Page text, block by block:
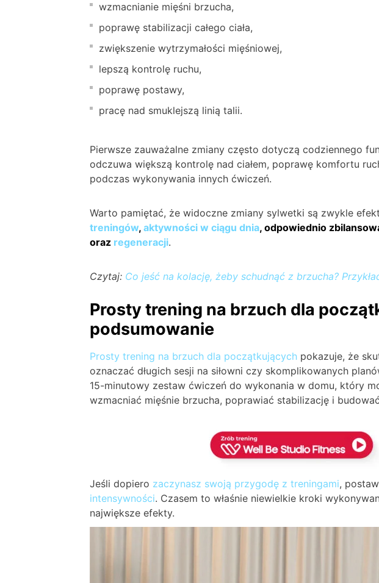
wzmacnianie mięśni brzucha,
poprawę stabilizacji całego ciała,
zwiększenie wytrzymałości mięśniowej,
lepszą kontrolę ruchu,
poprawę postawy,
pracę nad smuklejszą linią talii.
Pierwsze zauważalne zmiany często dotyczą codziennego
odczuwa większą kontrolę nad ciałem, poprawę komfortu
podczas wykonywania innych ćwiczeń.
Warto pamiętać, że widoczne zmiany sylwetki są zwykle
treningów, aktywności w ciągu dnia, odpowiednio
oraz regeneracji.
Czytaj: Co jeść na kolację, żeby schudnąć z brzucha?
Prosty trening na brzuch dla
podsumowanie
Prosty trening na brzuch dla początkujących pokazuje, że
oznaczać długich sesji na siłowni czy skomplikowanych
15-minutowy zestaw ćwiczeń do wykonania w domu, który
wzmacniać mięśnie brzucha, poprawiać stabilizację i
Jeśli dopiero zaczynasz swoją przygodę z treningami,
intensywności. Czasem to właśnie niewielkie kroki
największe efekty.